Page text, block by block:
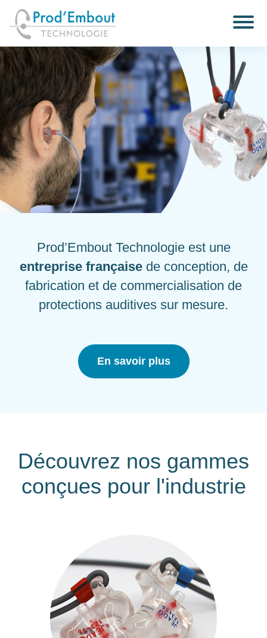
Prod’Embout Technologie est une
entreprise françaisede conception, de
fabrication et de commercialisation de
protections auditives sur mesure.
En savoir plus
Découvrez nos gammes
conçues pour l'industrie